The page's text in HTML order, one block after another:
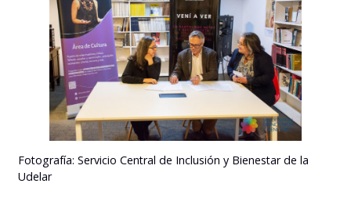
Fotografía: Servicio Central de Inclusión y Bienestar de la
Udelar